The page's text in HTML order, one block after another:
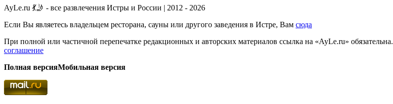
AyLe.ru 💃🤳 - все развлечения Истры и России | 2012 - 2026
Если Вы являетесь владельцем ресторана, сауны или другого заведения в Истре, Вам сюда
При полной или частичной перепечатке редакционных и авторских материалов ссылка на «AyLe.ru» обязательна.
соглашение
Полная версияМобильная версия